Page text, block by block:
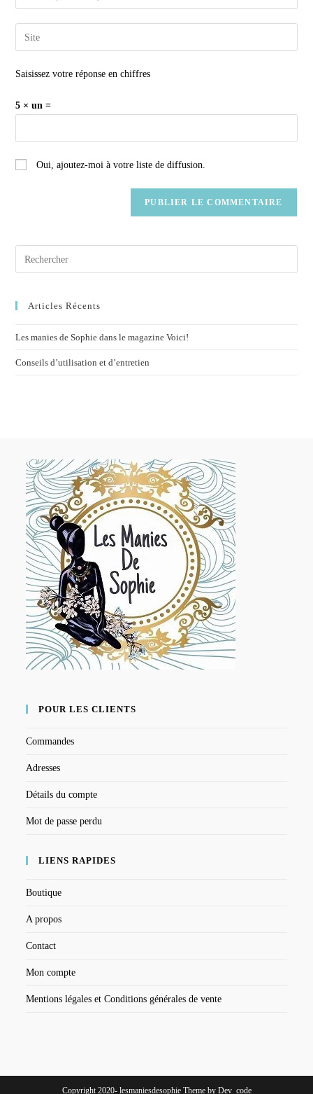
Saisissez votre réponse en chiffres
5 × un =
Oui, ajoutez-moi à votre liste de diffusion.
Articles Récents
Les manies de Sophie dans le magazine Voici!
Conseils d’utilisation et d’entretien
POUR LES CLIENTS
Commandes
Adresses
Détails du compte
Mot de passe perdu
LIENS RAPIDES
Boutique
A propos
Contact
Mon compte
Mentions légales et Conditions générales de vente
Copyright 2020- lesmaniesdesophie Theme by Dev_code